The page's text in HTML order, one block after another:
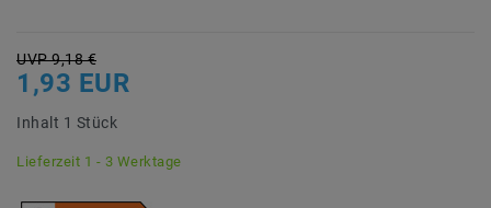
UVP 9,18 €
1,93 EUR
Inhalt 1 Stück
Lieferzeit 1 - 3 Werktage